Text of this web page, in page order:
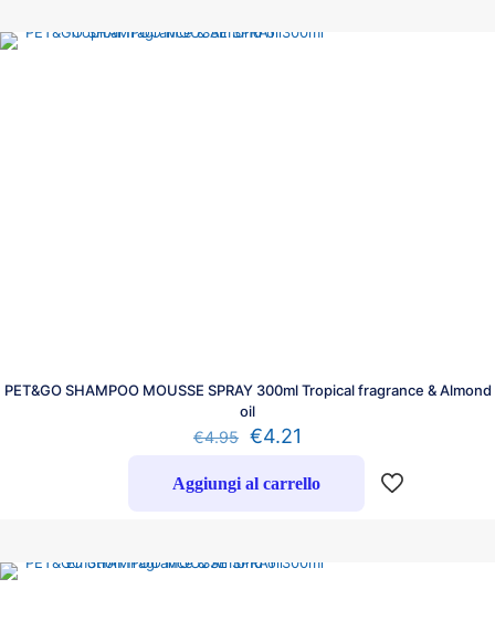
PET&GO SHAMPOO MOUSSE SPRAY 300ml Tropical fragrance & Almond
oil
€4.95 €4.21
Aggiungi al carrello